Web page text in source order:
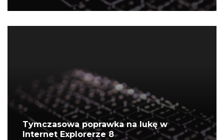
Tymczasowa poprawka na lukę w
Internet Explorerze 8